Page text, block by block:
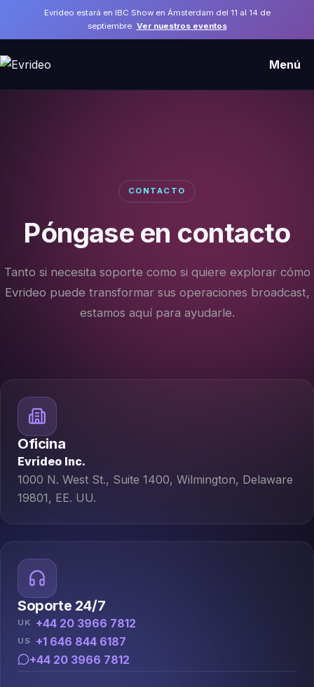
Evrideo estará en IBC Show en Ámsterdam del 11 al 14 de
septiembre. Ver nuestros eventos
Menú
CONTACTO
Póngase en contacto
Tanto si necesita soporte como si quiere explorar cómo
Evrideo puede transformar sus operaciones broadcast,
estamos aquí para ayudarle.
Oficina
Evrideo Inc.
1000 N. West St., Suite 1400, Wilmington, Delaware
19801, EE. UU.
Soporte 24/7
UK +44 20 3966 7812
US
+1 646 844 6187
+44 20 3966 7812